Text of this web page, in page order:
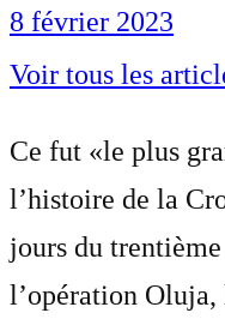
8 février 2023
Voir tous les
Ce fut «le plus
l’histoire de la
jours du
l’opération